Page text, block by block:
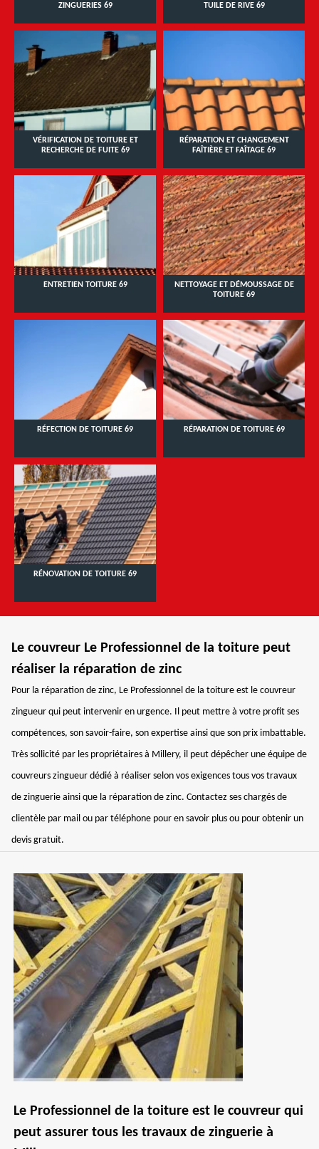
ZINGUERIES 69
TUILE DE RIVE 69
VÉRIFICATION DE TOITURE ET
RECHERCHE DE FUITE 69
RÉPARATION ET CHANGEMENT
FAÎTIÈRE ET FAÎTAGE 69
ENTRETIEN TOITURE 69
NETTOYAGE ET DÉMOUSSAGE DE
TOITURE 69
RÉFECTION DE TOITURE 69 RÉPARATION DE TOITURE 69
RÉNOVATION DE TOITURE 69
Le couvreur Le Professionnel de la toiture peut
réaliser la réparation de zinc
Pour la réparation de zinc, Le Professionnel de la toiture est le couvreur
zingueur qui peut intervenir en urgence. Il peut mettre à votre profit ses
compétences, son savoir-faire, son expertise ainsi que son prix imbattable.
Très sollicité par les propriétaires à Millery, il peut dépêcher une équipe de
couvreurs zingueur dédié à réaliser selon vos exigences tous vos travaux
de zinguerie ainsi que la réparation de zinc. Contactez ses chargés de
clientèle par mail ou par téléphone pour en savoir plus ou pour obtenir un
devis gratuit.
Le Professionnel de la toiture est le couvreur qui
peut assurer tous les travaux de zinguerie à